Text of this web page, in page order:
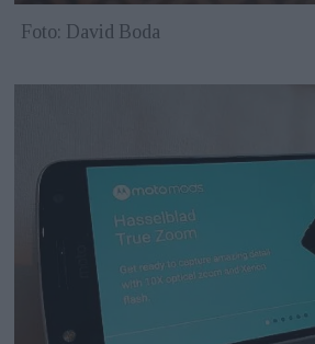
Foto: David Boda